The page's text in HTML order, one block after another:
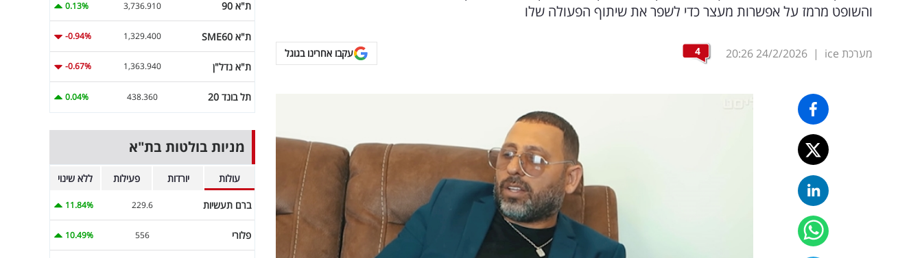
והשופט מרמז על אפשרות מעצר כדי לשפר את שיתוף הפעולה שלו
מערכת ice |
24/2/2026
20:26
4 עקבו אחרינו בגוגל
ת"א 90 3,736.910
0.13%
ת"א SME60 1,329.400
-0.94%
ת"א נדל"ן 1,363.940
-0.67%
תל בונד 20 438.360
0.04%
מניות בולטות בת"א
עולות יורדות פעילות ללא שינוי
ברם תעשיות 229.6
11.84%
פלורי 556
10.49%